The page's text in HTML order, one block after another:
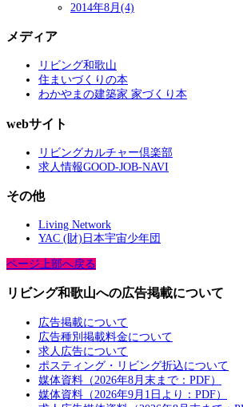
2014年8月(4)
メディア
リビング和歌山
住まいづくりの本
わかやまの建築家 家づくり本
webサイト
リビングカルチャー倶楽部
求人情報GOOD-JOB-NAVI
その他
Living Network
YAC (財)日本宇宙少年団
ページ上部へ戻る
リビング和歌山への広告掲載について
広告掲載について
広告種別掲載料金について
求人広告について
ポスティング・リビング折込について
媒体資料（2026年8月末まで：PDF）
媒体資料（2026年9月1日より：PDF）